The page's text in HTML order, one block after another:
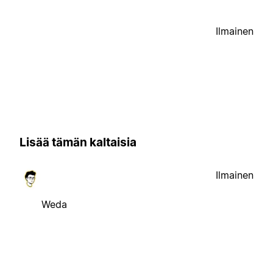
Ilmainen
Lisää tämän kaltaisia
Weda
Ilmainen